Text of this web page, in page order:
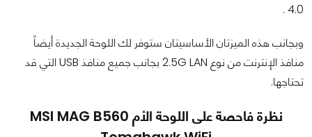
4.0 .
وبجانب هذه الميزتان الأساسيتان ستوفر لك اللوحة الجديدة أيضاً
منافذ الإنترنت من نوع 2.5G LAN بجانب جميع منافذ USB التي قد
تحتاجها.
نظرة فاحصة على اللوحة الأم MSI MAG B560